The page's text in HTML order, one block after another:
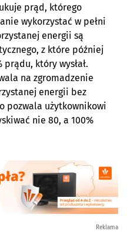
prąd, którego
wykorzystać w pełni
energii są
z które później
który wysłał.
na zgromadzenie
energii bez
pozwala użytkownikowi
nie 80, a 100%
Reklama